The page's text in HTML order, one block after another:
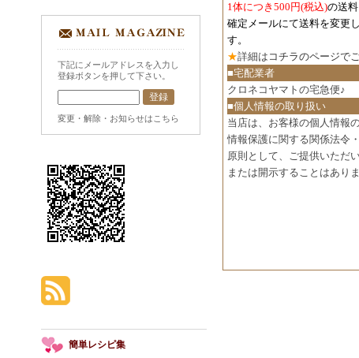
1体につき500円(税込)の送
確定メールにて送料を変更
す。
★詳細は コチラのページで
■宅配業者
クロネコヤマトの宅急便♪
■個人情報の取り扱い
当店は、お客様の個人情報
情報保護に関する関係法令
原則として、ご提供いただ
または開示することはありま
下記にメールアドレスを入力し
登録ボタンを押して下さい。
変更・解除・お知らせはこちら
簡単レシピ集